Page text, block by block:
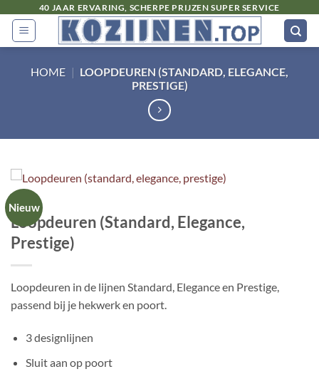
naar
inhoud
40 JAAR ERVARING, SCHERPE PRIJZEN SUPER SERVICE
HOME | LOOPDEUREN (STANDARD, ELEGANCE,
PRESTIGE)
Nieuw
Loopdeuren (Standard, Elegance,
Prestige)
Loopdeuren in de lijnen Standard, Elegance en Prestige,
passend bij je hekwerk en poort.
3 designlijnen
Sluit aan op poort